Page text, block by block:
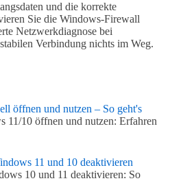
und die korrekte
Sie die Windows-Firewall
Netzwerkdiagnose bei
Verbindung nichts im Weg.
öffnen und nutzen – So geht's
11/10 öffnen und nutzen: Erfahren
11 und 10 deaktivieren
10 und 11 deaktivieren: So